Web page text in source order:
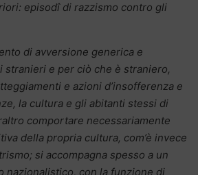
episodî di razzismo contro gli
di avversione generica e
stranieri e per ciò che è straniero,
e azioni d’insofferenza e
la cultura e gli abitanti stessi di
comportare necessariamente
della propria cultura, com’è invece
si accompagna spesso a un
nazionalistico, con la funzione di